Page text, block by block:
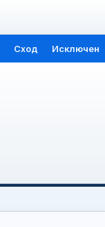
Сход Исключен